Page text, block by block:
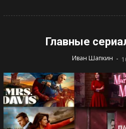
Главные
Иван Шапкин -